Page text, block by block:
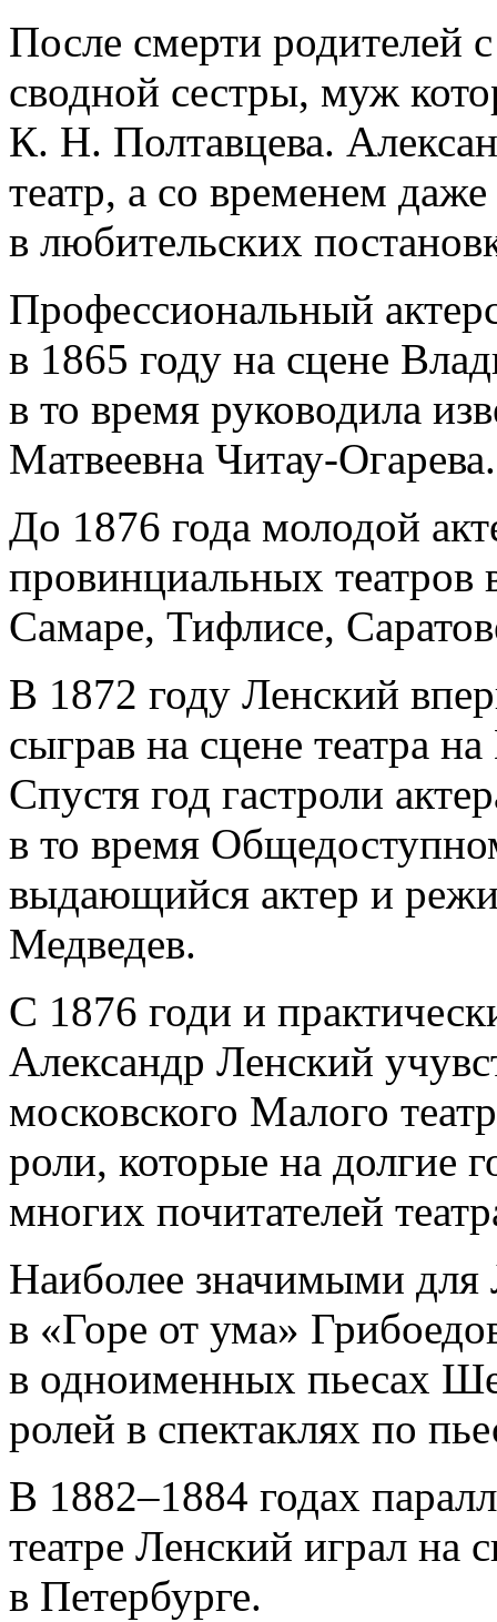
После смерти родителей
сводной сестры, муж
К. Н. Полтавцева.
театр, а со временем
в любительских
Профессиональный
в 1865 году на сцене
в то время руководила
Матвеевна Читау-Огарева.
До 1876 года молодой
провинциальных
Самаре, Тифлисе,
В 1872 году Ленский
сыграв на сцене театра
Спустя год гастроли
в то время
выдающийся актер и
Медведев.
С 1876 годи и
Александр Ленский
московского Малого
роли, которые на долгие
многих почитателей
Наиболее значимыми для
в «Горе от ума»
в одноименных пьесах
ролей в спектаклях по
В 1882–1884 годах
театре Ленский играл на
в Петербурге.